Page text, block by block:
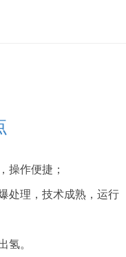
操作便捷；
处理，技术成熟，运行
氢。